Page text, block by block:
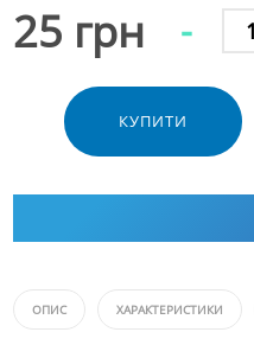
25 грн -
КУПИТИ
ОПИС ХАРАКТЕРИСТИКИ